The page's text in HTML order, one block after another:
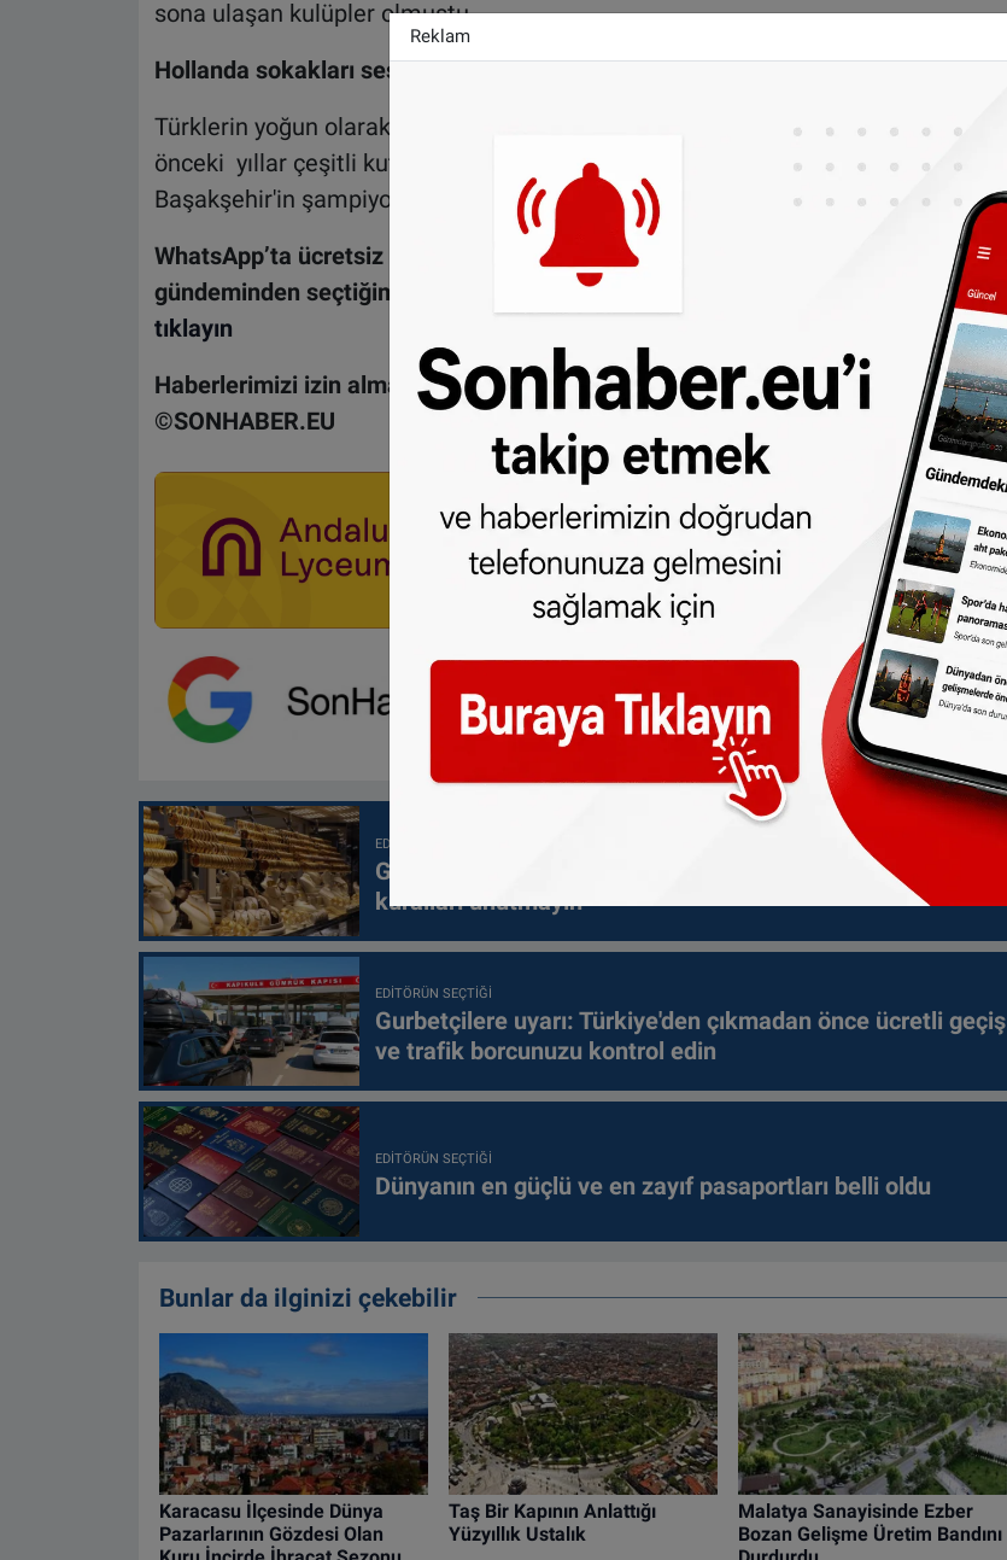
sona ulaşan kulüpler olmuştu.
Hollanda sokakları sessiz kaldı
Türklerin yoğun olarak yaşadığı Amsterdam ve Rotterdam sokaklarında daha
önceki yıllar çeşitli kutlamalar yapan Türkler ise taraftarsız takım olarak bilinen
Başakşehir'in şampiyon olmasıyla birlikte sessiz kaldılar.
WhatsApp’ta ücretsiz bültenimize abone olun, Hollanda ve diğer Avrupa ülkeleri
gündeminden seçtiğimiz haberler her gün telefonunuza gelsin!
Abone olmak için
tıklayın
Haberlerimizi izin almadan kullanmayınız
©SONHABER.EU
EDITÖRÜN SEÇTIĞI
Gurbetçilere uyarı: Tatil dönüşünde altın getirirken bu
kuralları unutmayın
EDITÖRÜN SEÇTIĞI
Gurbetçilere uyarı: Türkiye'den çıkmadan önce ücretli geçiş
ve trafik borcunuzu kontrol edin
EDITÖRÜN SEÇTIĞI
Dünyanın en güçlü ve en zayıf pasaportları belli oldu
Bunlar da ilginizi çekebilir
Karacasu İlçesinde Dünya
Pazarlarının Gözdesi Olan
Taş Bir Kapının Anlattığı
Yüzyıllık Ustalık
Malatya Sanayisinde Ezber
Bozan Gelişme Üretim Bandını
Reklam